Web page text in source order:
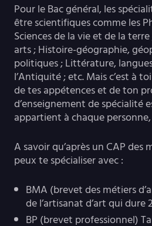
Pour le Bac général, les
être scientifiques comme les
Sciences de la vie et de la
arts ; Histoire-géographie,
politiques ; Littérature,
l’Antiquité ; etc. Mais c’est à
de tes appétences et de ton
d’enseignement de spécialité
appartient à chaque
A savoir qu’après un CAP des
peux te spécialiser avec :
BMA (brevet des métiers
de l’artisanat d’art qui dure
BP (brevet professionnel)